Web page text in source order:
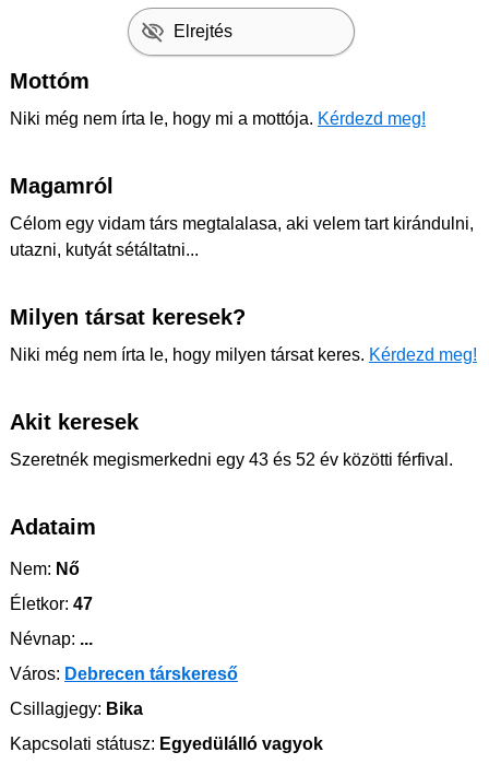
Elrejtés
Mottóm
Niki még nem írta le, hogy mi a mottója. Kérdezd meg!
Magamról
Célom egy vidam társ megtalalasa, aki velem tart kirándulni,
utazni, kutyát sétáltatni...
Milyen társat keresek?
Niki még nem írta le, hogy milyen társat keres. Kérdezd meg!
Akit keresek
Szeretnék megismerkedni egy 43 és 52 év közötti férfival.
Adataim
Nem: Nő
Életkor: 47
Névnap: ...
Város: Debrecen társkereső
Csillagjegy: Bika
Kapcsolati státusz: Egyedülálló vagyok